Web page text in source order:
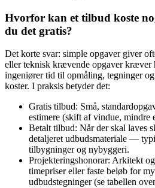
Hvorfor kan et tilbud koste
du det gratis?
Det korte svar: simple opgaver giver
eller teknisk krævende opgaver kræver
ingeniører tid til opmåling, tegninger
koster. I praksis betyder det:
Gratis tilbud: Små,
estimere (skift af vindue, mindre
Betalt tilbud: Når der skal laves
detaljeret udbudsmateriale —
tilbygninger og nybyggeri.
Projekteringshonorar: Arkitekt
timepriser eller faste beløb for
udbudstegninger (se tabellen